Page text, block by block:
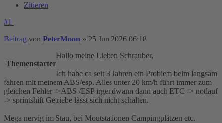
Zitieren
#1
Beitrag von PeterMoon » 25 Jun 2026 06:18
Themenstarter
Hallo meine Lieben Schrauber,
Ich habe ca seit 3 Jahren ein Problem beim langsam
fahren mit meinem ABS/esp. Alles unter 20 km/h führt immer zum
gleichen Fehler ->ABS /ESP irgendwann dann auch ETC -> notlauf
-> sprintshift Getriebe lässt sich nicht schalten.
Mega nervig im Stau, bei Moutstationen Campingplätzen etc.